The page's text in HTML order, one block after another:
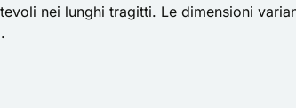
nei lunghi tragitti. Le dimensioni